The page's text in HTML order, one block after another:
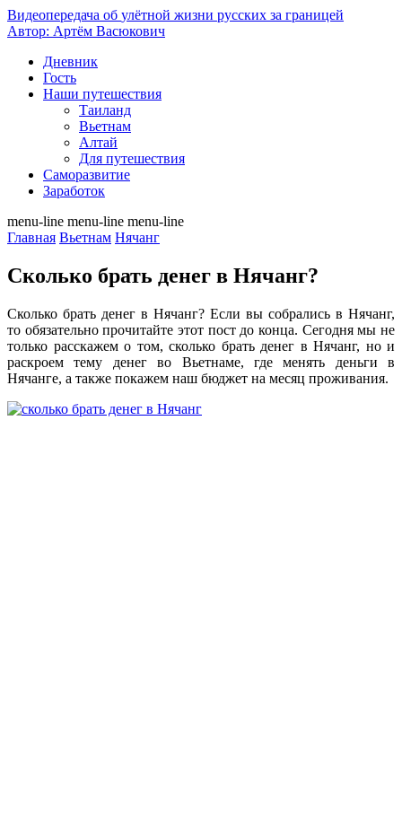
Видеопередача об улётной жизни русских за границей
Автор: Артём Васюкович
Дневник
Гость
Наши путешествия
Таиланд
Вьетнам
Алтай
Для путешествия
Саморазвитие
Заработок
menu-line menu-line menu-line
Главная Вьетнам Нячанг
Сколько брать денег в Нячанг?
Сколько брать денег в Нячанг? Если вы собрались в Нячанг,
то обязательно прочитайте этот пост до конца. Сегодня мы не
только расскажем о том, сколько брать денег в Нячанг, но и
раскроем тему денег во Вьетнаме, где менять деньги в
Нячанге, а также покажем наш бюджет на месяц проживания.